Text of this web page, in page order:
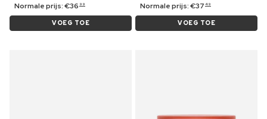
Normale prijs:€36 99
VOEG TOE
Normale prijs:€37 49
VOEG TOE